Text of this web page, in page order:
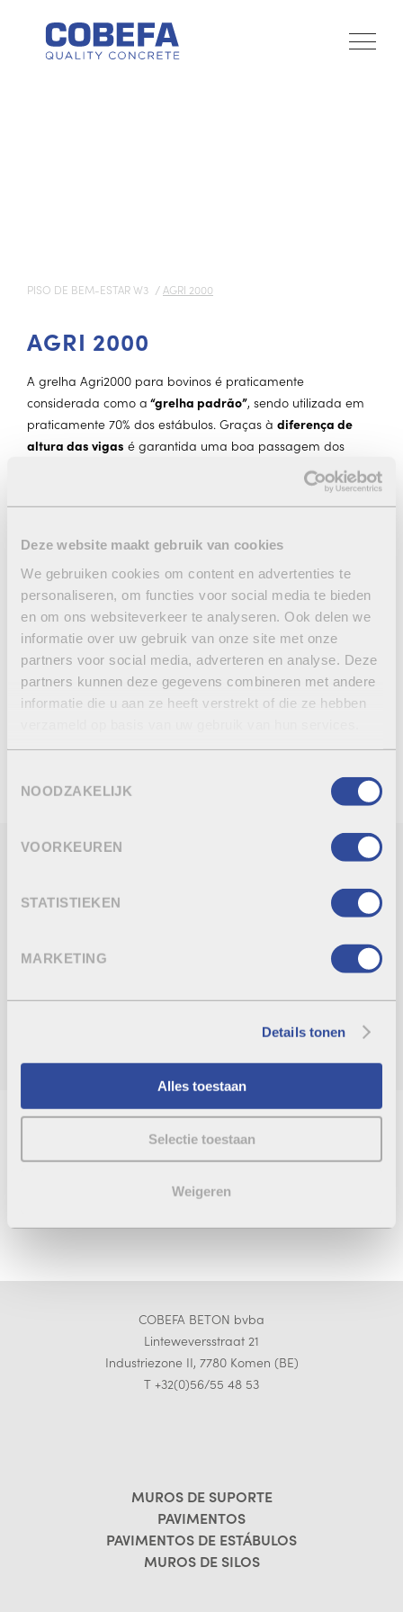
Deze website maakt gebruik van cookies
We gebruiken cookies om content en advertenties te
personaliseren, om functies voor social media te bieden
en om ons websiteverkeer te analyseren. Ook delen we
informatie over uw gebruik van onze site met onze
partners voor social media, adverteren en analyse. Deze
partners kunnen deze gegevens combineren met andere
informatie die u aan ze heeft verstrekt of die ze hebben
NOODZAKELIJK
VOORKEUREN
STATISTIEKEN
MARKETING
Details tonen
Alles toestaan
Selectie toestaan
Weigeren
PISO DE BEM-ESTAR W3 AGRI 2000
AGRI 2000
A grelha Agri2000 para bovinos é praticamente
considerada como a “grelha padrão”, sendo utilizada em
praticamente 70% dos estábulos. Graças à diferença de
altura das vigas é garantida uma boa passagem dos
excrementos. A parte superior é equipada com uma fina
areia de quartzo (antiderrapante), bastante fina e não
áspera, para evitar quaisquer problemas nos cascos dos
Ranhuras arredondadas
Vigas irregulares para uma boa passagem dos
excrementos
REGRESSO À VISTA GERAL
REALIZAÇÕES
REGRESSO À VISTA GERAL
ENTRAR EM CONTACTO
COBEFA BETON bvba
Linteweversstraat 21
Industriezone II, 7780 Komen (BE)
T +32(0)56/55 48 53
MUROS DE SUPORTE
PAVIMENTOS
PAVIMENTOS DE ESTÁBULOS
MUROS DE SILOS